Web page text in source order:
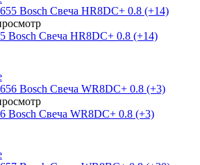
Bosch Свеча HR8DC+ 0.8 (+14)
Bosch Свеча WR8DC+ 0.8 (+3)